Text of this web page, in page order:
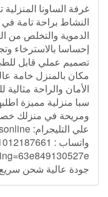
غرفة الساونا
النشاط براحة تامة
الدموية والتخلص من
إحساسا بالاسترخاء
تصميم عملي قابل
مكان بالمنزل خامة
الأمان والراحة
سبا منزلية مميزة
جودة عالية شحن سريع